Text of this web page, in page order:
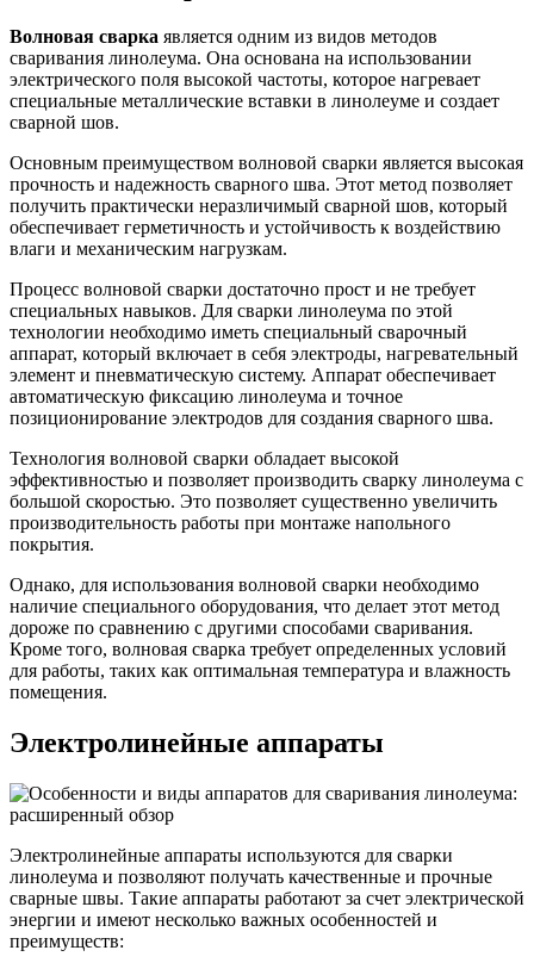
Волновая сварка является одним из видов методов
сваривания линолеума. Она основана на использовании
электрического поля высокой частоты, которое нагревает
специальные металлические вставки в линолеуме и создает
сварной шов.
Основным преимуществом волновой сварки является высокая
прочность и надежность сварного шва. Этот метод позволяет
получить практически неразличимый сварной шов, который
обеспечивает герметичность и устойчивость к воздействию
влаги и механическим нагрузкам.
Процесс волновой сварки достаточно прост и не требует
специальных навыков. Для сварки линолеума по этой
технологии необходимо иметь специальный сварочный
аппарат, который включает в себя электроды, нагревательный
элемент и пневматическую систему. Аппарат обеспечивает
автоматическую фиксацию линолеума и точное
позиционирование электродов для создания сварного шва.
Технология волновой сварки обладает высокой
эффективностью и позволяет производить сварку линолеума с
большой скоростью. Это позволяет существенно увеличить
производительность работы при монтаже напольного
покрытия.
Однако, для использования волновой сварки необходимо
наличие специального оборудования, что делает этот метод
дороже по сравнению с другими способами сваривания.
Кроме того, волновая сварка требует определенных условий
для работы, таких как оптимальная температура и влажность
помещения.
Электролинейные аппараты
Электролинейные аппараты используются для сварки
линолеума и позволяют получать качественные и прочные
сварные швы. Такие аппараты работают за счет электрической
энергии и имеют несколько важных особенностей и
преимуществ: